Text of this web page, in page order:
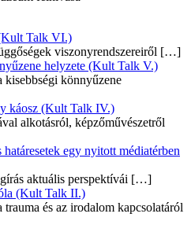
Talk VI.)
viszonyrendszereiről […]
helyzete (Kult Talk V.)
kisebbségi könnyűzene
káosz (Kult Talk IV.)
alkotásról, képzőművészetről
határesetek egy nyitott médiatérben
aktuális perspektívái […]
(Kult Talk II.)
trauma és az irodalom kapcsolatáról